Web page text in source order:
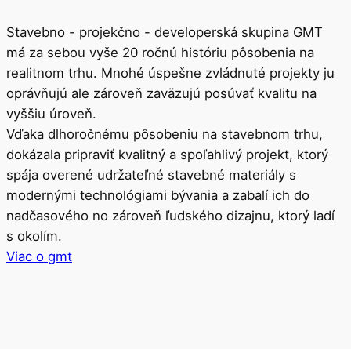
Stavebno - projekčno - developerská skupina GMT
má za sebou vyše 20 ročnú históriu pôsobenia na
realitnom trhu. Mnohé úspešne zvládnuté projekty ju
oprávňujú ale zároveň zaväzujú posúvať kvalitu na
vyššiu úroveň.
Vďaka dlhoročnému pôsobeniu na stavebnom trhu,
dokázala pripraviť kvalitný a spoľahlivý projekt, ktorý
spája overené udržateľné stavebné materiály s
modernými technológiami bývania a zabalí ich do
nadčasového no zároveň ľudského dizajnu, ktorý ladí
s okolím.
Viac o gmt